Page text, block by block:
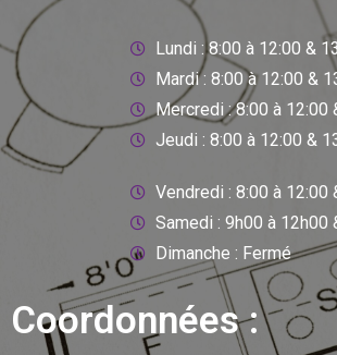
Lundi : 8:00 à 12:00 &
Mardi : 8:00 à 12:00 &
Mercredi : 8:00 à 12:00
Jeudi : 8:00 à 12:00 &
Vendredi : 8:00 à 12:00
Samedi : 9h00 à 12h00
Dimanche : Fermé
Coordonnées :